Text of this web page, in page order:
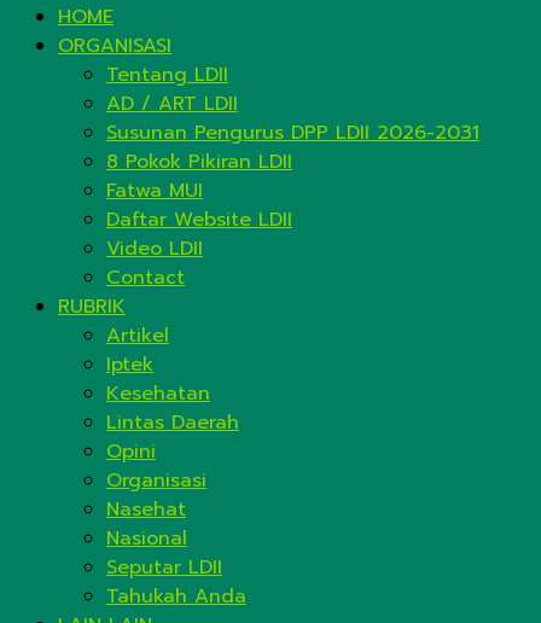
HOME
ORGANISASI
Tentang LDII
AD / ART LDII
Susunan Pengurus DPP LDII 2026-2031
8 Pokok Pikiran LDII
Fatwa MUI
Daftar Website LDII
Video LDII
Contact
RUBRIK
Artikel
Iptek
Kesehatan
Lintas Daerah
Opini
Organisasi
Nasehat
Nasional
Seputar LDII
Tahukah Anda